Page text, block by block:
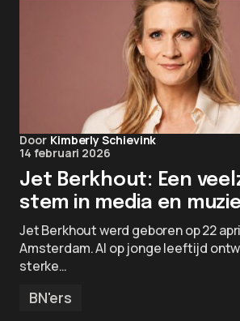
Door Kimberly Schievink
14 februari 2026
Jet Berkhout: Een
stem in media en
Jet Berkhout werd geboren op 22
Amsterdam. Al op jonge leeftijd
sterke…
BN'ers